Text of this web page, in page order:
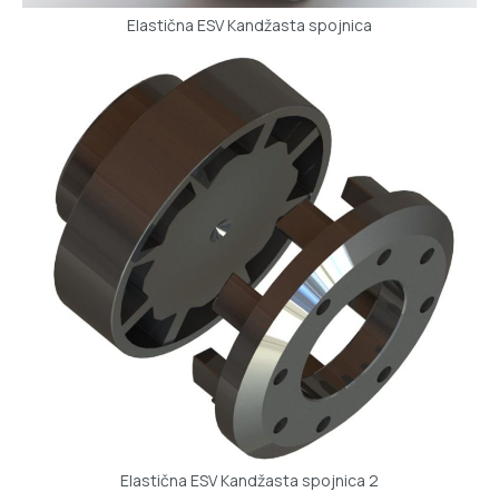
Elastična ESV Kandžasta spojnica
Elastična ESV Kandžasta spojnica 2